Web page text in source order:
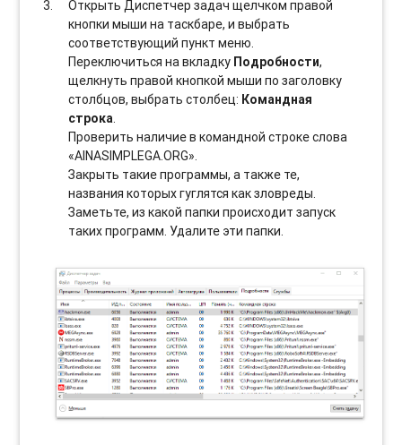
Открыть Диспетчер задач щелчком правой
кнопки мыши на таскбаре, и выбрать
соотвeтствующий пункт меню.
Переключиться на вкладку Подробности,
щелкнуть правой кнопкой мыши по заголовку
столбцов, выбрать столбец: Командная
строка.
Проверить наличие в командной строке слова
«AINASIMPLEGA.ORG».
Закрыть такие программы, а также те,
названия которых гуглятся как зловреды.
Заметьте, из какой папки происходит запуск
таких программ. Удалите эти папки.